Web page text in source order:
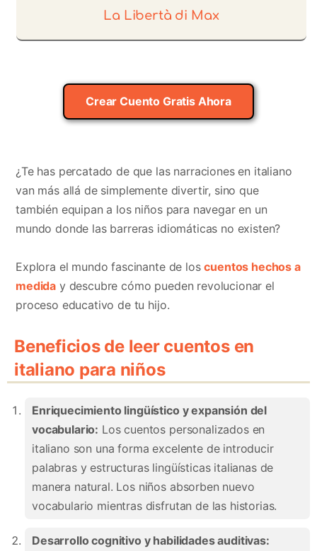
La Libertà di Max
Crear Cuento Gratis Ahora
¿Te has percatado de que las narraciones en italiano
van más allá de simplemente divertir, sino que
también equipan a los niños para navegar en un
mundo donde las barreras idiomáticas no existen?
Explora el mundo fascinante de loscuentos hechos a
medida y descubre cómo pueden revolucionar el
proceso educativo de tu hijo.
Beneficios de leer cuentos en
italiano para niños
Enriquecimiento lingüístico y expansión del
vocabulario: Los cuentos personalizados en
italiano son una forma excelente de introducir
palabras y estructuras lingüísticas italianas de
manera natural. Los niños absorben nuevo
vocabulario mientras disfrutan de las historias.
Desarrollo cognitivo y habilidades auditivas: